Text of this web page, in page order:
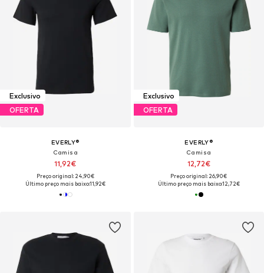
Exclusivo
OFERTA
EVERLY®
Camisa
11,92€
Preço original: 24,90€
Último preço mais baixo:11,92€
Exclusivo
OFERTA
EVERLY®
Camisa
12,72€
Preço original: 26,90€
Último preço mais baixo:12,72€